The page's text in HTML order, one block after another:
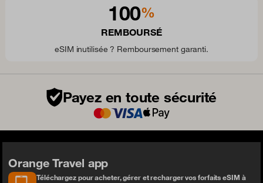
100%
REMBOURSÉ
eSIM inutilisée ? Remboursement garanti.
Payez en toute sécurité
Orange Travel app
Téléchargez pour acheter, gérer et recharger vos forfaits eSIM à